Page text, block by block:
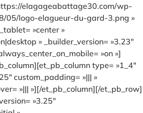
elagageabattage30.com/wp-
05/logo-elagueur-du-gard-3.png »
»center »
» _builder_version= »3.23″
»on »]
type= »1_4″
custom_padding= »||| »
»||| »][/et_pb_column][/et_pb_row]
»3.25″